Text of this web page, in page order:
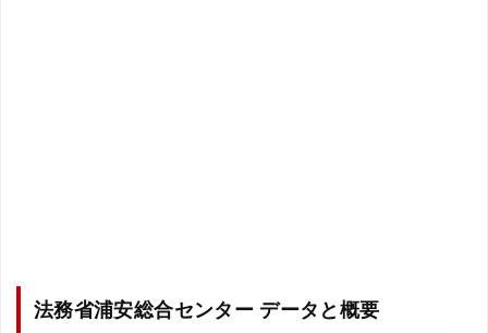
法務省浦安総合センター データと概要